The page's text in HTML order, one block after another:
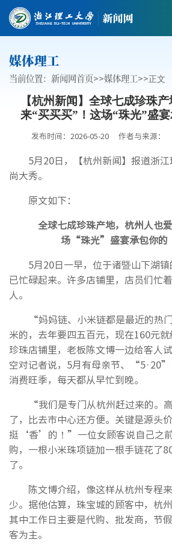
媒体理工
当前位置： 新闻网首页>>媒体理工>>正文
【杭州新闻】全球七成珍珠
来“买买买”！这场“珠光”盛宴
发布时间：2026-05-20 作者与来源：
5月20日，【杭州新闻】报道浙
尚大秀。
原文如下：
全球七成珍珠产地，杭州人
场“珠光”盛宴承包你的
5月20日一早，位于诸暨山下湖
已忙碌起来。许多店铺里，店员们忙
人。
“妈妈链、小米链都是最近的热
米的，去年要四五百元，现在160元
珍珠店铺里，老板陈文博一边给客人
空对记者说，5月有母亲节、
消费旺季，每天都从早忙到晚。
“我们是专门从杭州赶过来的。
了，比去市中心还方便。关键是源头价
挺‘香’的！”一位女顾客说自己之
购，一根小米珠项链加一根手链花了
了。
陈文博介绍，像这样从杭州专
少。据他估算，珠宝城的顾客中，杭
其中工作日主要是代购、批发商，节
客为主。